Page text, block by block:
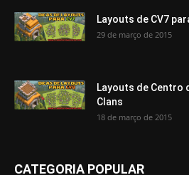
Layouts de CV7
29 de março de 2015
Layouts de Centro
Clans
18 de março de 2015
CATEGORIA POPULAR